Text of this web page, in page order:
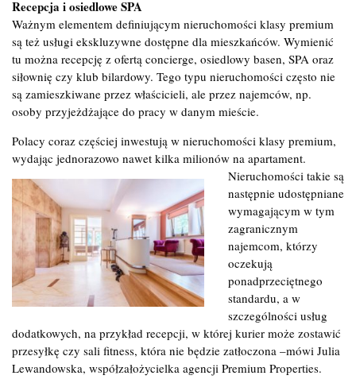
Recepcja i osiedlowe SPA
Ważnym elementem definiującym nieruchomości klasy premium
są też usługi ekskluzywne dostępne dla mieszkańców. Wymienić
tu można recepcję z ofertą concierge, osiedlowy basen, SPA oraz
siłownię czy klub bilardowy. Tego typu nieruchomości często nie
są zamieszkiwane przez właścicieli, ale przez najemców, np.
osoby przyjeżdżające do pracy w danym mieście.
Polacy coraz częściej inwestują w nieruchomości klasy premium,
wydając jednorazowo nawet kilka milionów na apartament.
Nieruchomości takie są
następnie udostępniane
wymagającym w tym
zagranicznym
najemcom, którzy
oczekują
ponadprzeciętnego
standardu, a w
szczególności usług
dodatkowych, na przykład recepcji, w której kurier może zostawić
przesyłkę czy sali fitness, która nie będzie zatłoczona –mówi Julia
Lewandowska, współzałożycielka agencji Premium Properties.